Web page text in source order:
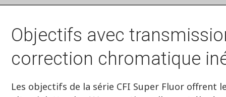
Objectifs avec
correction chromatique
Les objectifs de la série CFI Super Fluor offrent